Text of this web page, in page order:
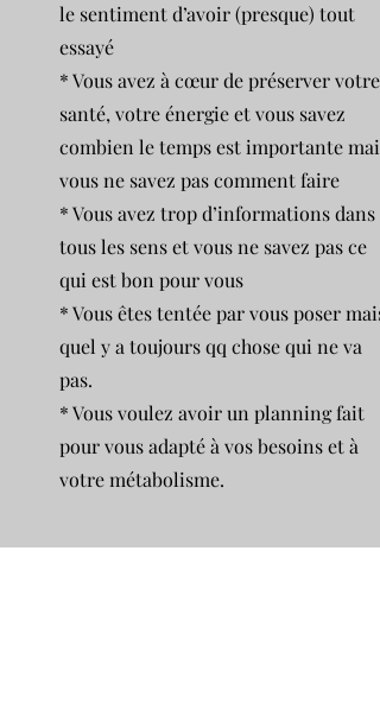
le sentiment d’avoir (presque) tout
essayé
* Vous avez à cœur de préserver votre
santé, votre énergie et vous savez
combien le temps est importante mais
vous ne savez pas comment faire
* Vous avez trop d’informations dans
tous les sens et vous ne savez pas ce
qui est bon pour vous
* Vous êtes tentée par vous poser mais
quel y a toujours qq chose qui ne va
pas.
* Vous voulez avoir un planning fait
pour vous adapté à vos besoins et à
votre métabolisme.